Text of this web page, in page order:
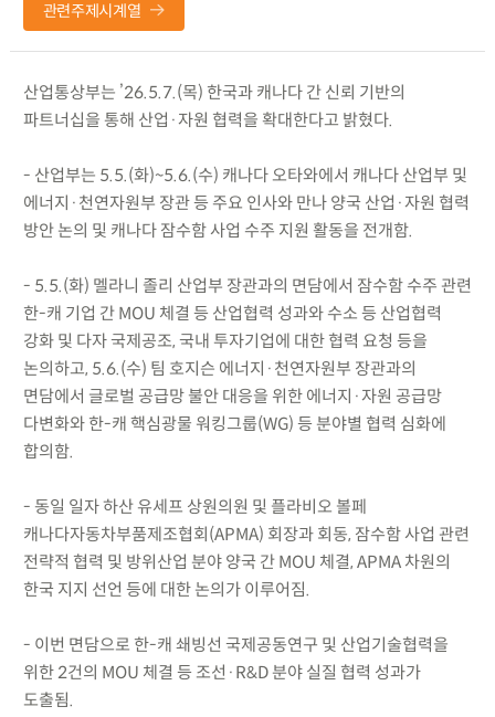
관련주제시계열
산업통상부는 ’26.5.7.(목) 한국과 캐나다 간 신뢰 기반의
파트너십을 통해 산업·자원 협력을 확대한다고 밝혔다.
- 산업부는 5.5.(화)~5.6.(수) 캐나다 오타와에서 캐나다 산업부 및
에너지·천연자원부 장관 등 주요 인사와 만나 양국 산업·자원 협력
방안 논의 및 캐나다 잠수함 사업 수주 지원 활동을 전개함.
- 5.5.(화) 멜라니 졸리 산업부 장관과의 면담에서 잠수함 수주 관련
한-캐 기업 간 MOU 체결 등 산업협력 성과와 수소 등 산업협력
강화 및 다자 국제공조, 국내 투자기업에 대한 협력 요청 등을
논의하고, 5.6.(수) 팀 호지슨 에너지·천연자원부 장관과의
면담에서 글로벌 공급망 불안 대응을 위한 에너지·자원 공급망
다변화와 한-캐 핵심광물 워킹그룹(WG) 등 분야별 협력 심화에
합의함.
- 동일 일자 하산 유세프 상원의원 및 플라비오 볼페
캐나다자동차부품제조협회(APMA) 회장과 회동, 잠수함 사업 관련
전략적 협력 및 방위산업 분야 양국 간 MOU 체결, APMA 차원의
한국 지지 선언 등에 대한 논의가 이루어짐.
- 이번 면담으로 한-캐 쇄빙선 국제공동연구 및 산업기술협력을
위한 2건의 MOU 체결 등 조선·R&D 분야 실질 협력 성과가
도출됨.